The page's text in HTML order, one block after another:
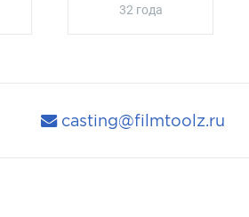
32 года
casting@filmtoolz.ru